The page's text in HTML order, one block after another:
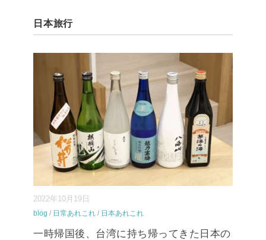
日本旅行
2022年10月19日
blog / 日常あれこれ / 日本あれこれ
一時帰国後、台湾に持ち帰ってきた日本の